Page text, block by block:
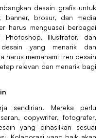
desain grafis untuk
banner, brosur, dan media
harus menguasai berbagai
Illustrator, dan
yang menarik dan
harus memahami tren desain
relevan dan menarik bagi
sendirian. Mereka perlu
copywriter, fotografer,
yang dihasilkan sesuai